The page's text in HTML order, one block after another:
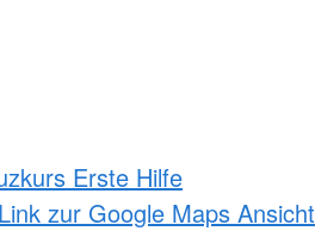
Erste Hilfe
Link zur Google Maps Ansicht